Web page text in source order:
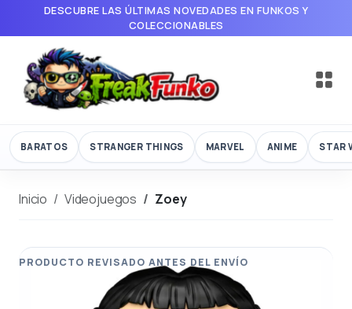
DESCUBRE LAS ÚLTIMAS NOVEDADES EN FUNKOS Y
COLECCIONABLES
BARATOS STRANGER THINGS MARVEL ANIME STAR
Inicio Videojuegos Zoey